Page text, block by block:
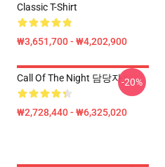
Classic T-Shirt
₩3,651,700 - ₩4,202,900
Call Of The Night 담당자 :
₩2,728,440 - ₩6,325,020
-20%